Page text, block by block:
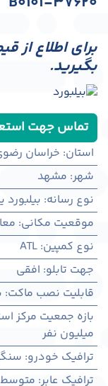
برای اطلاع
بگیرید.
تماس جهت
استان: خراسان
شهر: مشهد
نوع رسانه:
موقعیت مکانی:
نوع کمپین:
ATL
جهت تابلو: افقی
قابلیت نصب ماکت:
بازه جمعیت مرکز
میلیون نفر
ترافیک خودرو:
ترافیک عابر: متوسط